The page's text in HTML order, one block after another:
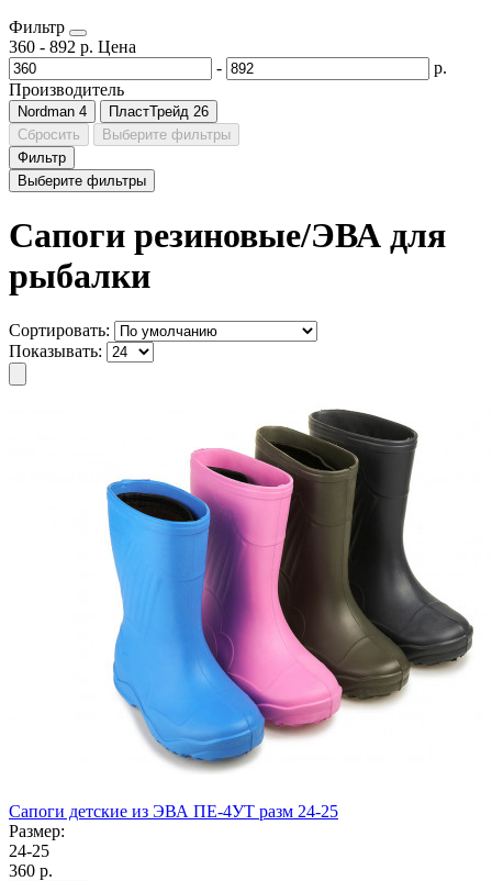
Фильтр
360 - 892 р. Цена
-
р.
Производитель
Nordman 4 ПластТрейд 26
Сбросить
Выберите фильтры
Фильтр
Выберите фильтры
Сапоги резиновые/ЭВА для
рыбалки
Сортировать:
Показывать:
Сапоги детские из ЭВА ПЕ-4УТ разм 24-25
Размер:
24-25
360 р.